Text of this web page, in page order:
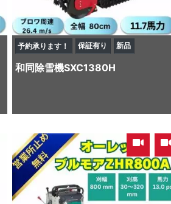
予約承ります！ 保証有り 新品
和同 除雪機SXC1380H